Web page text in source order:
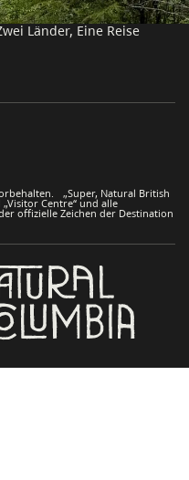
Tipps
Länder, Eine Reise
„Super, Natural British
„Visitor Centre“ und alle
offizielle Zeichen der Destination